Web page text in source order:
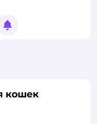
Уведомить о появлении
кошек